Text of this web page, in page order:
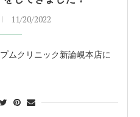
11/20/2022
ムクリニック新論峴本店に